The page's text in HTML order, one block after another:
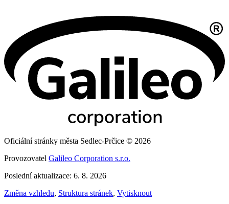
Oficiální stránky města Sedlec-Prčice © 2026
Provozovatel Galileo Corporation s.r.o.
Poslední aktualizace: 6. 8. 2026
Změna vzhledu, Struktura stránek, Vytisknout